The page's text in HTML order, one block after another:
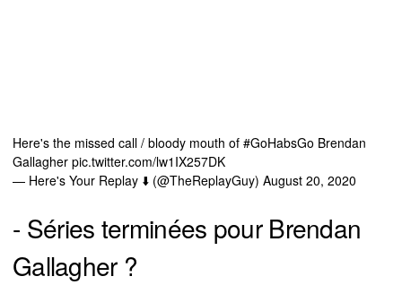
Here's the missed call / bloody mouth of #GoHabsGo Brendan
Gallagher pic.twitter.com/lw1IX257DK
— Here's Your Replay ⬇️ (@TheReplayGuy) August 20, 2020
- Séries terminées pour Brendan
Gallagher ?